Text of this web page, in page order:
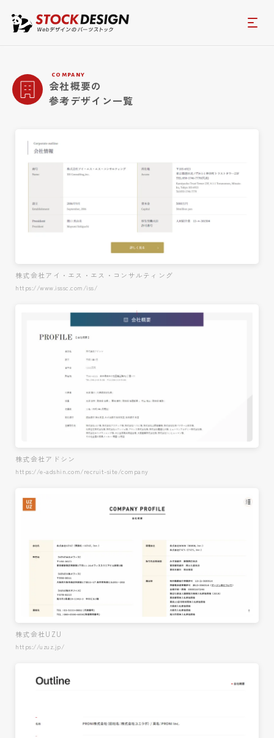
company
会社概要の
参考デザイン一覧
株式会社アイ・エス・エス・コンサルティング
https://www.isssc.com/iss/
株式会社アドシン
https://e-adshin.com/recruit-site/company
株式会社UZU
https://uzuz.jp/